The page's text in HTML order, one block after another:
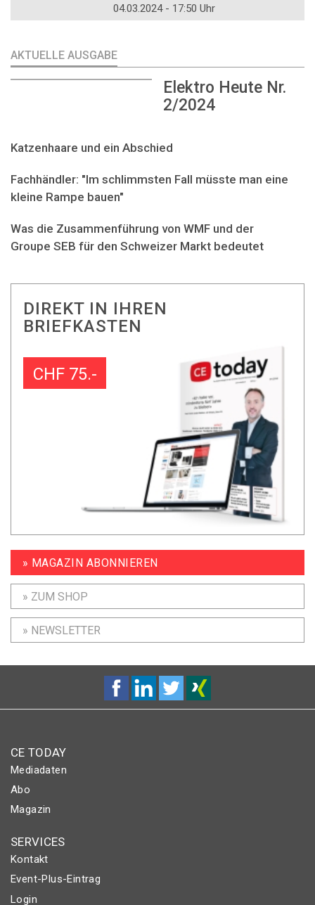
04.03.2024 - 17:50 Uhr
AKTUELLE AUSGABE
Elektro Heute Nr.
2/2024
Katzenhaare und ein Abschied
Fachhändler: "Im schlimmsten Fall müsste man eine
kleine Rampe bauen"
Was die Zusammenführung von WMF und der
Groupe SEB für den Schweizer Markt bedeutet
DIREKT IN IHREN
BRIEFKASTEN
CHF 75.-
» MAGAZIN ABONNIEREN
» ZUM SHOP
» NEWSLETTER
CE TODAY
Mediadaten
Abo
Magazin
SERVICES
Kontakt
Event-Plus-Eintrag
Login